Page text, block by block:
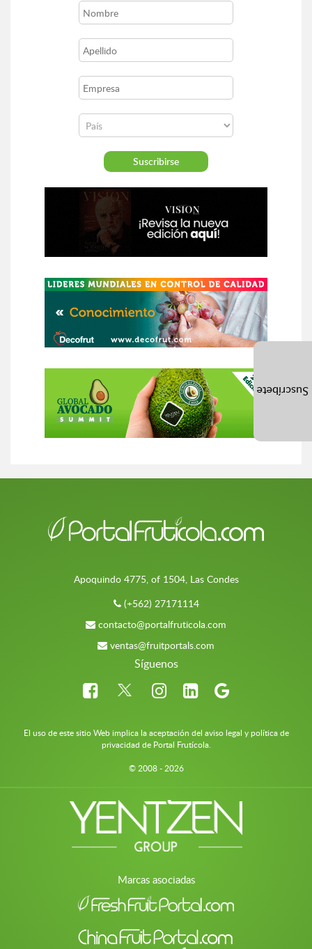
Apoquindo 4775, of 1504, Las Condes
(+562) 27171114
contacto@portalfruticola.com
ventas@fruitportals.com
Síguenos
El uso de este sitio Web implica la aceptación del aviso legal y política de
privacidad de Portal Frutícola.
© 2008 - 2026
Marcas asociadas
Suscríbete